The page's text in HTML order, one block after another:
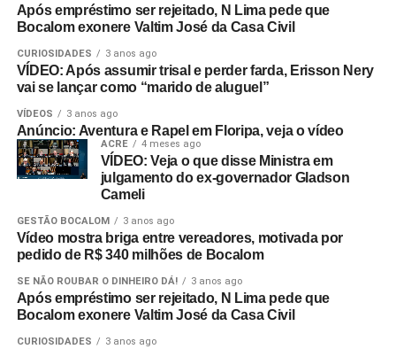
Após empréstimo ser rejeitado, N Lima pede que
Bocalom exonere Valtim José da Casa Civil
CURIOSIDADES 3 anos ago
VÍDEO: Após assumir trisal e perder farda, Erisson Nery
vai se lançar como “marido de aluguel”
VÍDEOS 3 anos ago
Anúncio: Aventura e Rapel em Floripa, veja o vídeo
ACRE 4 meses ago
VÍDEO: Veja o que disse Ministra em
julgamento do ex-governador Gladson
Cameli
GESTÃO BOCALOM 3 anos ago
Vídeo mostra briga entre vereadores, motivada por
pedido de R$ 340 milhões de Bocalom
SE NÃO ROUBAR O DINHEIRO DÁ! 3 anos ago
Após empréstimo ser rejeitado, N Lima pede que
Bocalom exonere Valtim José da Casa Civil
CURIOSIDADES 3 anos ago